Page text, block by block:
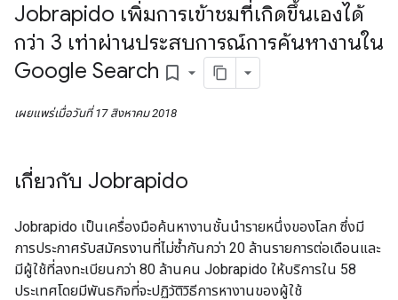
Jobrapido เพิ่มการเข้าชมที่เกิดขึ้นเองได้
กว่า 3 เท่าผ่านประสบการณ์การค้นหางานใน
Google Search bookmark_border
เผยแพร่เมื่อวันที่ 17 สิงหาคม 2018
เกี่ยวกับ Jobrapido
Jobrapido เป็นเครื่องมือค้นหางานชั้นนำรายหนึ่งของโลก ซึ่งมี
การประกาศรับสมัครงานที่ไม่ซ้ำกันกว่า 20 ล้านรายการต่อเดือนและ
มีผู้ใช้ที่ลงทะเบียนกว่า 80 ล้านคน Jobrapido ให้บริการใน 58
ประเทศโดยมีพันธกิจที่จะปฏิวัติวิธีการหางานของผู้ใช้